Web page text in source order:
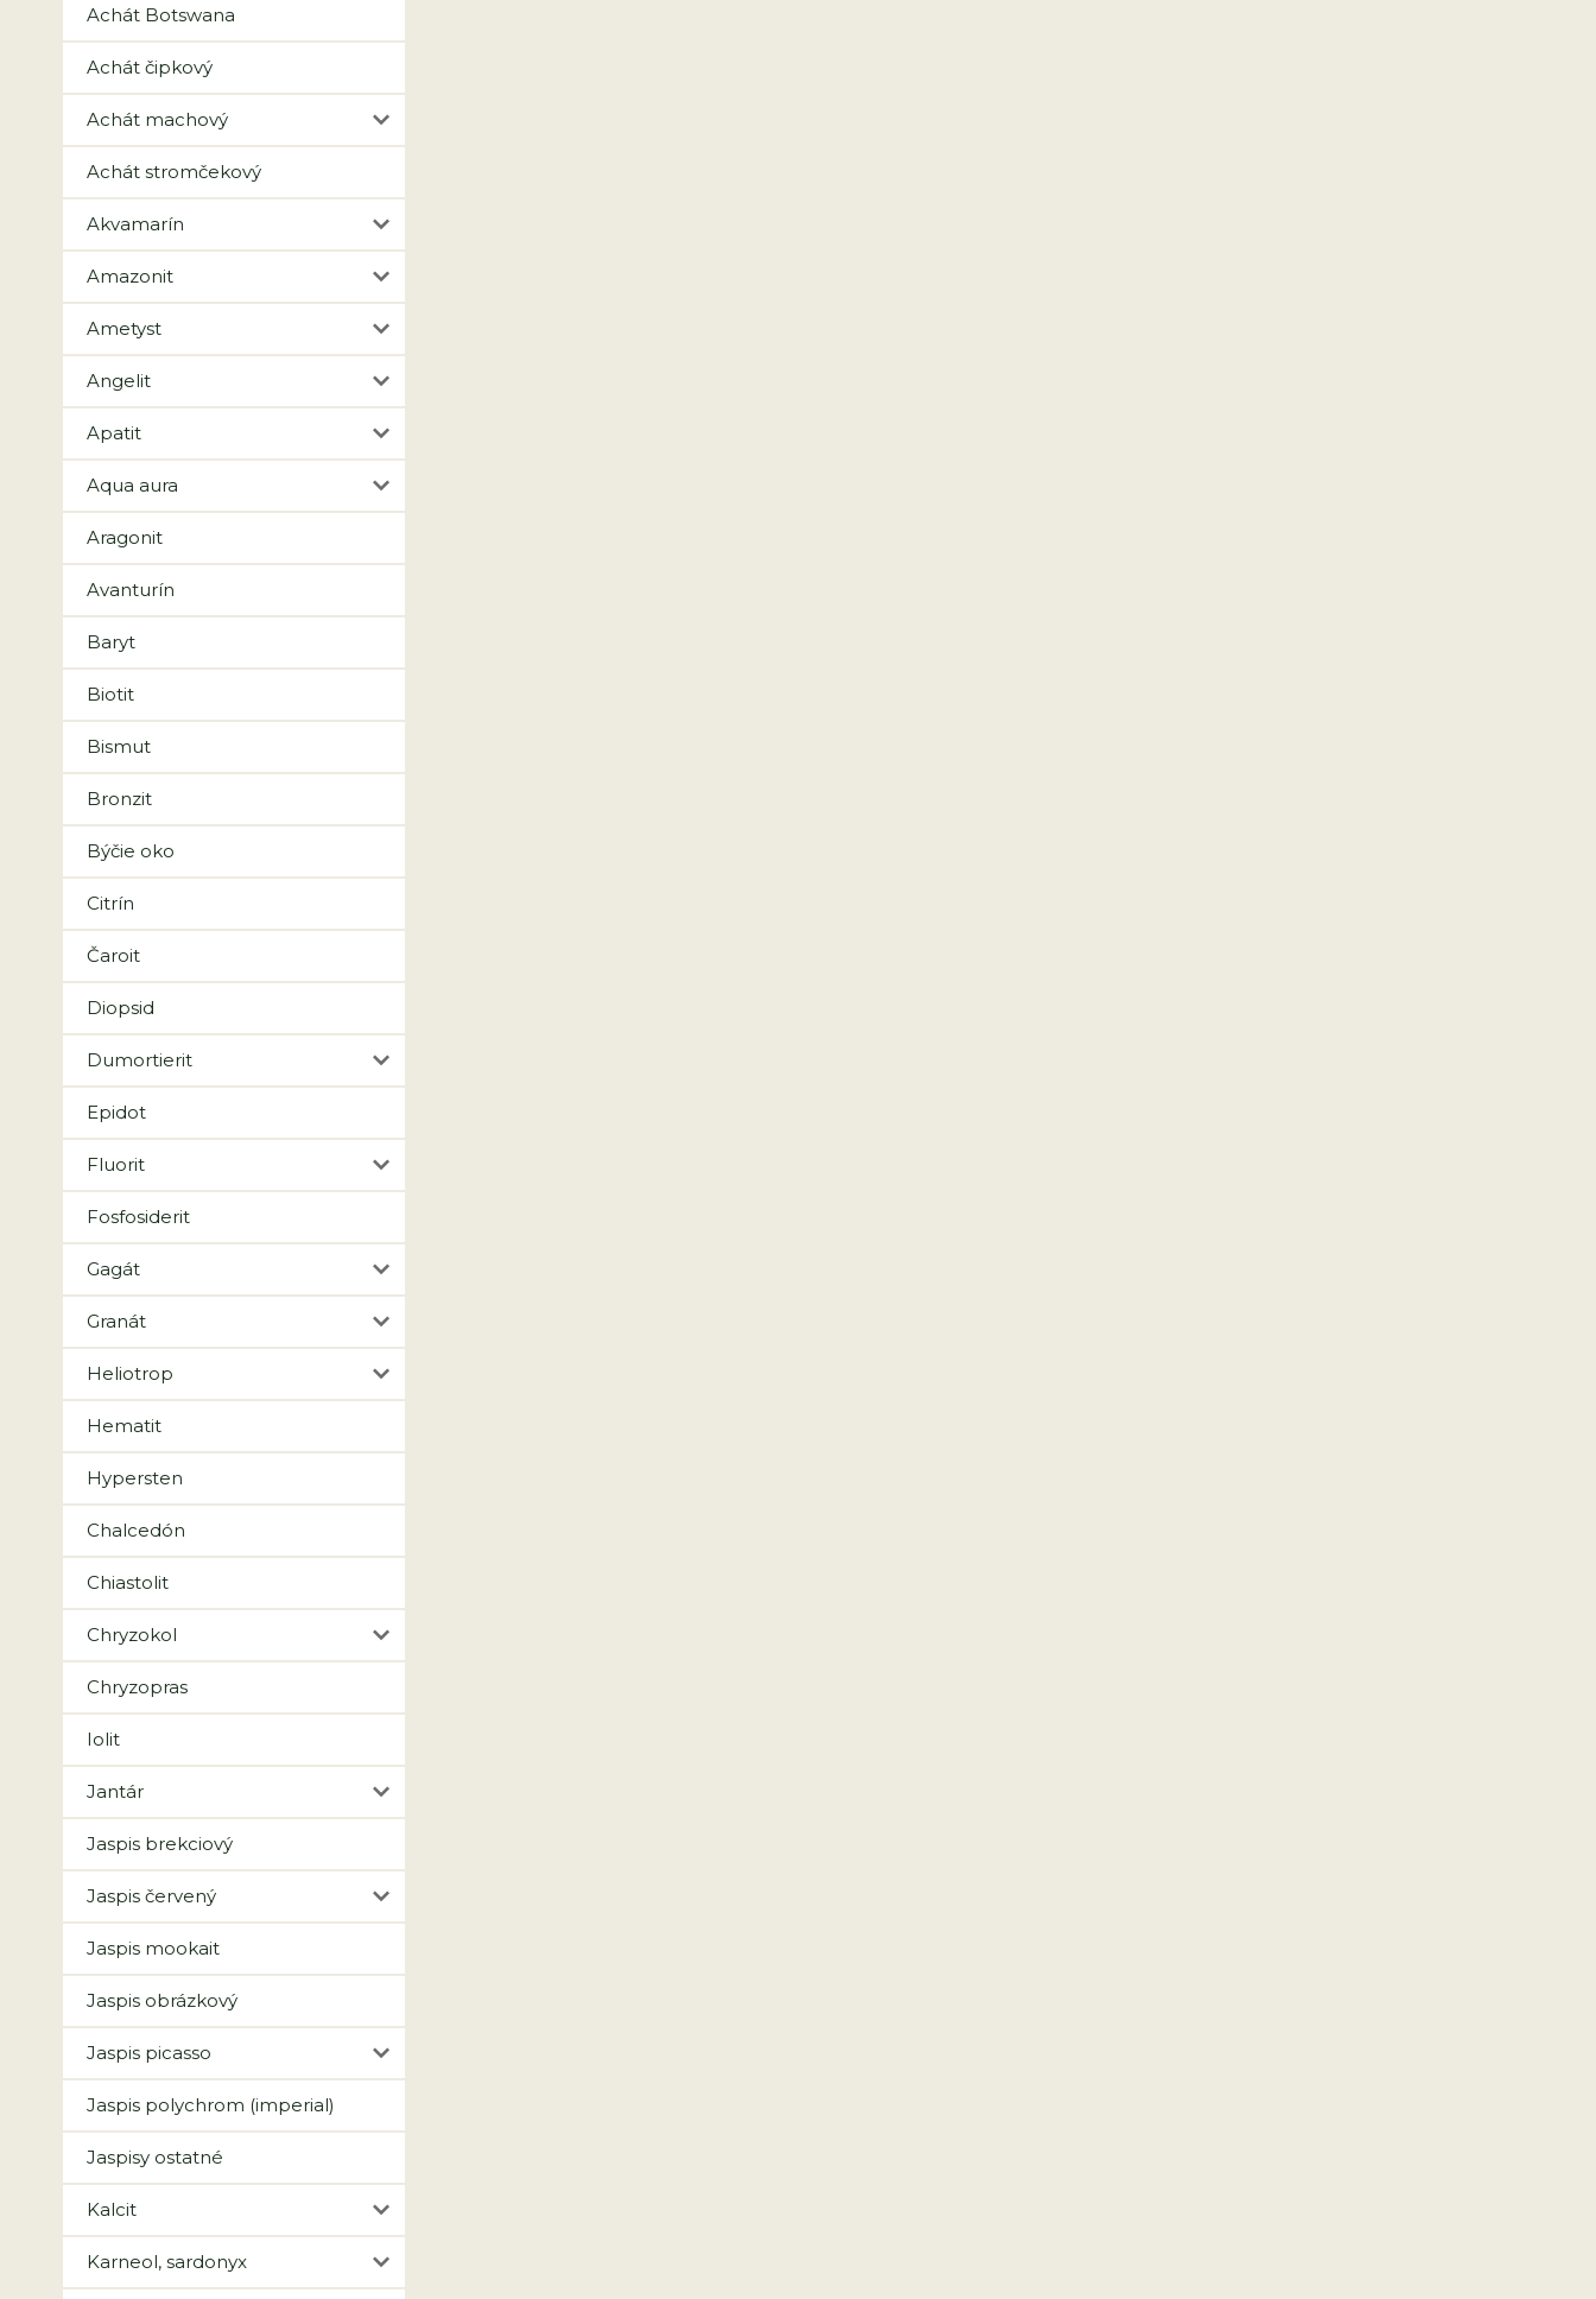
Achát Botswana
Achát čipkový
Achát machový
Achát stromčekový
Akvamarín
Amazonit
Ametyst
Angelit
Apatit
Aqua aura
Aragonit
Avanturín
Baryt
Biotit
Bismut
Bronzit
Býčie oko
Citrín
Čaroit
Diopsid
Dumortierit
Epidot
Fluorit
Fosfosiderit
Gagát
Granát
Heliotrop
Hematit
Hypersten
Chalcedón
Chiastolit
Chryzokol
Chryzopras
Iolit
Jantár
Jaspis brekciový
Jaspis červený
Jaspis mookait
Jaspis obrázkový
Jaspis picasso
Jaspis polychrom (imperial)
Jaspisy ostatné
Kalcit
Karneol, sardonyx